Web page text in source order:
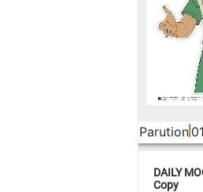
Parution
DAILY
Copy